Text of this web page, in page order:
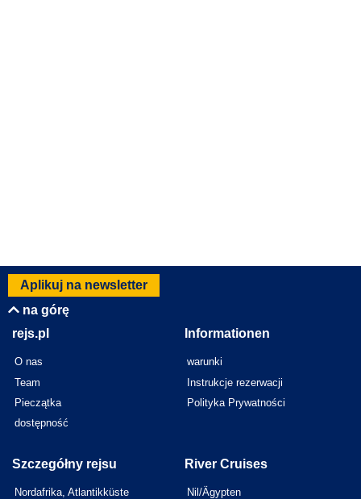
Aplikuj na newsletter
na górę
rejs.pl
O nas
Team
Pieczątka
dostępność
Informationen
warunki
Instrukcje rezerwacji
Polityka Prywatności
Szczegółny rejsu
Nordafrika, Atlantikküste
River Cruises
Nil/Ägypten